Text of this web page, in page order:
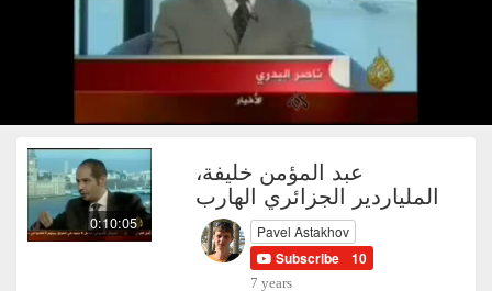
0:10:05
عبد المؤمن خليفة،
الملياردير الجزائري الهارب
Pavel Astakhov
Subscribe 10
7 years